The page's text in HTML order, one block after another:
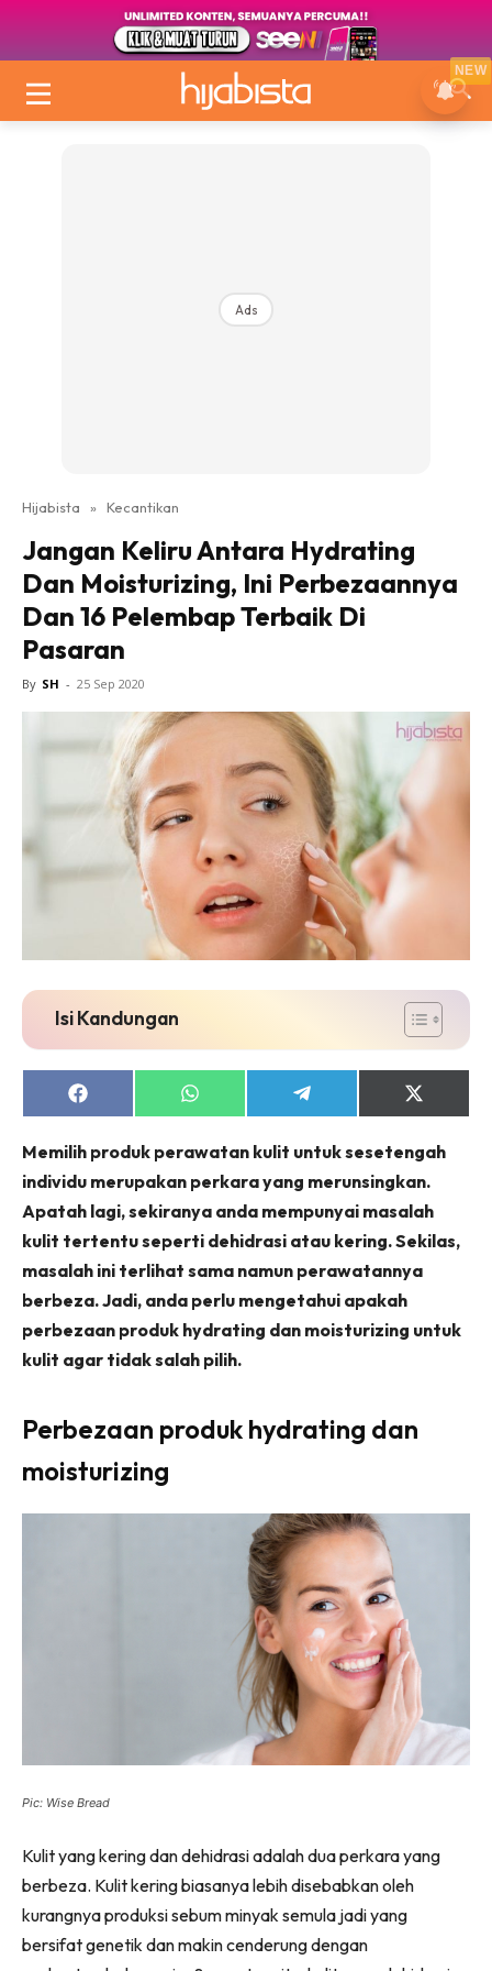
Ads
Hijabista » Kecantikan
Jangan Keliru Antara Hydrating
Dan Moisturizing, Ini Perbezaannya
Dan 16 Pelembap Terbaik Di
Pasaran
By SH - 25 Sep 2020
Isi Kandungan
Share
on
Share
on
Share
on
Share
on
(Twitter)
Memilih produk perawatan kulit untuk sesetengah
individu merupakan perkara yang merunsingkan.
Apatah lagi, sekiranya anda mempunyai masalah
kulit tertentu seperti dehidrasi atau kering. Sekilas,
masalah ini terlihat sama namun perawatannya
berbeza. Jadi, anda perlu mengetahui apakah
perbezaan produk hydrating dan moisturizing untuk
kulit agar tidak salah pilih.
Perbezaan produk hydrating dan
moisturizing
Pic: Wise Bread
Kulit yang kering dan dehidrasi adalah dua perkara yang
berbeza. Kulit kering biasanya lebih disebabkan oleh
kurangnya produksi sebum minyak semula jadi yang
bersifat genetik dan makin cenderung dengan
NEW